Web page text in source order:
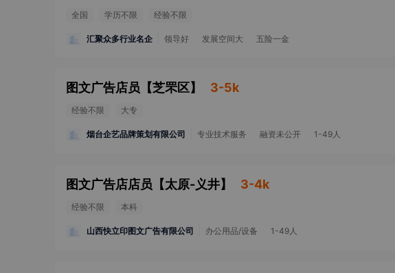
全国 学历不限 经验不限
汇聚众多行业名企 领导好 发展空间大 五险一金
图文广告店员 【芝罘区】 3-5k
经验不限 大专
烟台企艺品牌策划有限公司 专业技术服务 融资未公开 1-49人
图文广告店店员 【太原-义井】 3-4k
经验不限 本科
山西快立印图文广告有限公司 办公用品/设备 1-49人